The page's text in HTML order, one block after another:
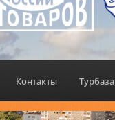
Контакты Турбаза